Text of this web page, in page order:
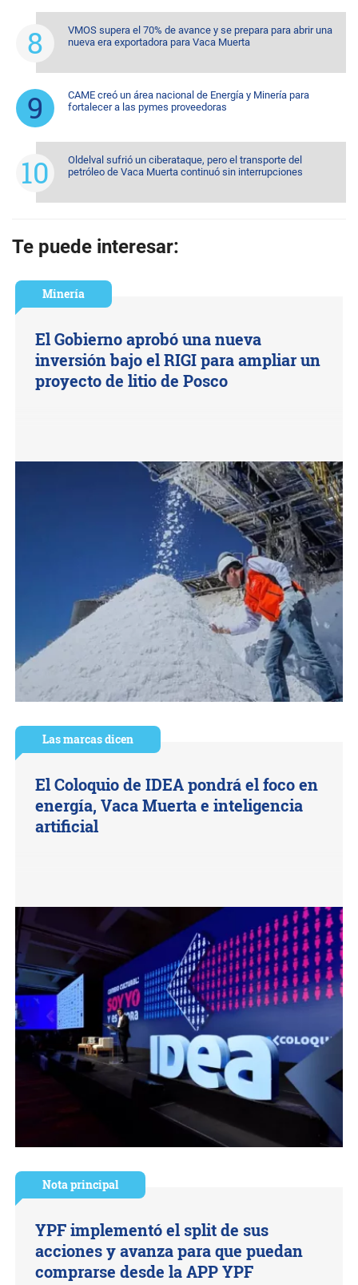
VMOS supera el 70% de avance y se prepara para abrir una
nueva era exportadora para Vaca Muerta
CAME creó un área nacional de Energía y Minería para
fortalecer a las pymes proveedoras
Oldelval sufrió un ciberataque, pero el transporte del
petróleo de Vaca Muerta continuó sin interrupciones
Te puede interesar:
Minería
El Gobierno aprobó una nueva
inversión bajo el RIGI para ampliar un
proyecto de litio de Posco
Las marcas dicen
El Coloquio de IDEA pondrá el foco en
energía, Vaca Muerta e inteligencia
artificial
Nota principal
YPF implementó el split de sus
acciones y avanza para que puedan
comprarse desde la APP YPF